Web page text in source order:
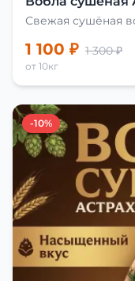
Свежая сушёная
1 100 ₽ 1 300 ₽
от 10кг
-10%